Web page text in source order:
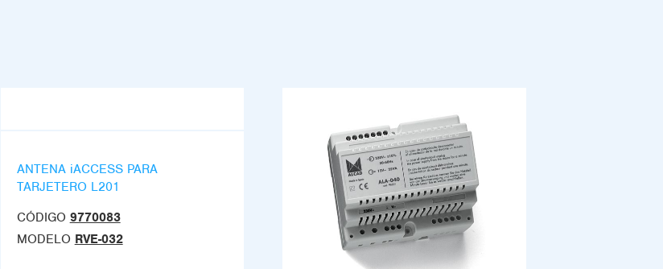
ANTENA iACCESS PARA
TARJETERO L201
CÓDIGO 9770083
MODELO RVE-032